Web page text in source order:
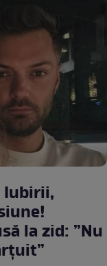
Iubirii,
la zid: ”Nu